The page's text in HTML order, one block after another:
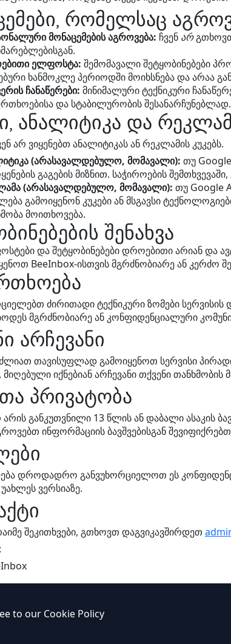
რომელსაც
მონაცემების აგროვება: ჩვენ არ
ელფოსტა: შემომავალი შეტყობინებები
ხანმოკლე პერიოდში მოიხსნება და არაა
ჩანაწერები: მინიმალური ტექნიკური
და სტაბილურობის შესანარჩუნებლად.
ანალიტიკა და
არ ვიყენებთ ანალიტიკას ან რეკლამის კუკებს.
(არასავალდებულო, მომავალი): თუ
გაგების მიზნით. საჭიროების
(არასავალდებულო, მომავალი): თუ Google
გამოიყენონ კუკები ან მსგავსი
მოითხოვება.
შენახვა
და შეტყობინებები დროებითი არიან და
BeeInbox-ისთვის მგრძნობიარე ან კერძო
ძირითადი ტექნიკური ზომები
მგრძნობიარე ან კონფიდენციალური
არჩევანი
თავისუფლად გამოიყენოთ სერვისი
მიღებული იქნებიან არჩევანი თქვენი თანხმობის
პრივატობა
არის განკუთვნილი 13 წლის ან დაბალი ასაკის
ინფორმაციის ბავშვებისგან
დროდადრო განვუხორციელოთ ეს
ვერსიაზე.
შეკითხვები, გთხოვთ დაგვიკავშირდეთ
to our Cookie Policy